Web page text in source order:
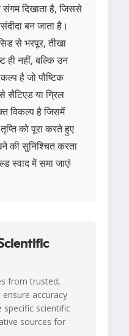
दिखाता है, जिससे
बन जाता है।
से भरपूर, तीखा
ही नहीं, बल्कि उन
है जो पौष्टिक
सैटिएड या ग्रिल
विकल्प है जिसमें
को पूरा करते हुए
की सुनिश्चित करता
स्वाद में समा जाएं!
from trusted,
accuracy
specific scientific
sources for